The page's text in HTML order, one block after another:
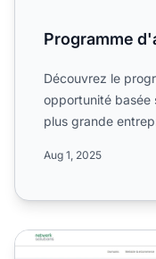
Programme
Découvrez le
opportunité basée
plus grande
Aug 1, 2025
Programme